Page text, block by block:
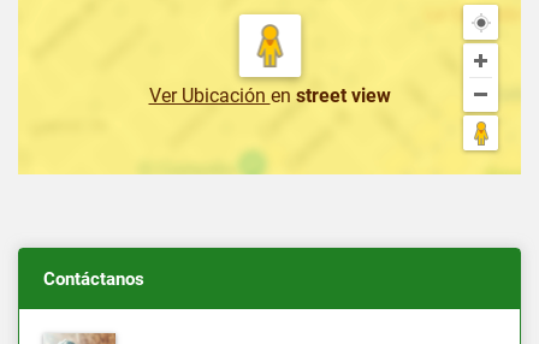
Ver Ubicación en street view
Contáctanos